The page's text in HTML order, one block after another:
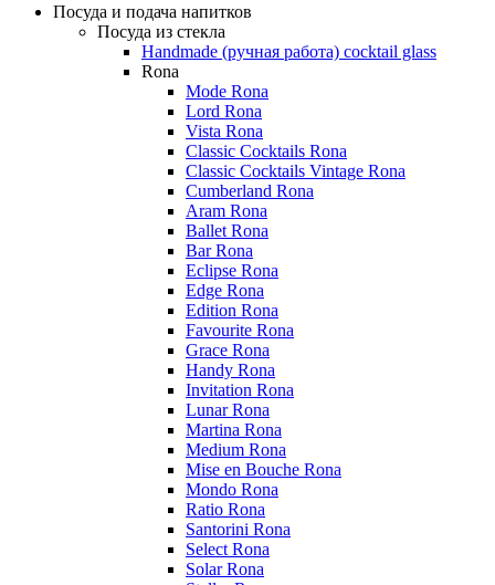
Посуда и подача напитков
Посуда из стекла
Handmade (ручная работа) cocktail glass
Rona
Mode Rona
Lord Rona
Vista Rona
Classic Cocktails Rona
Classic Cocktails Vintage Rona
Cumberland Rona
Aram Rona
Ballet Rona
Bar Rona
Eclipse Rona
Edge Rona
Edition Rona
Favourite Rona
Grace Rona
Handy Rona
Invitation Rona
Lunar Rona
Martina Rona
Medium Rona
Mise en Bouche Rona
Mondo Rona
Ratio Rona
Santorini Rona
Select Rona
Solar Rona